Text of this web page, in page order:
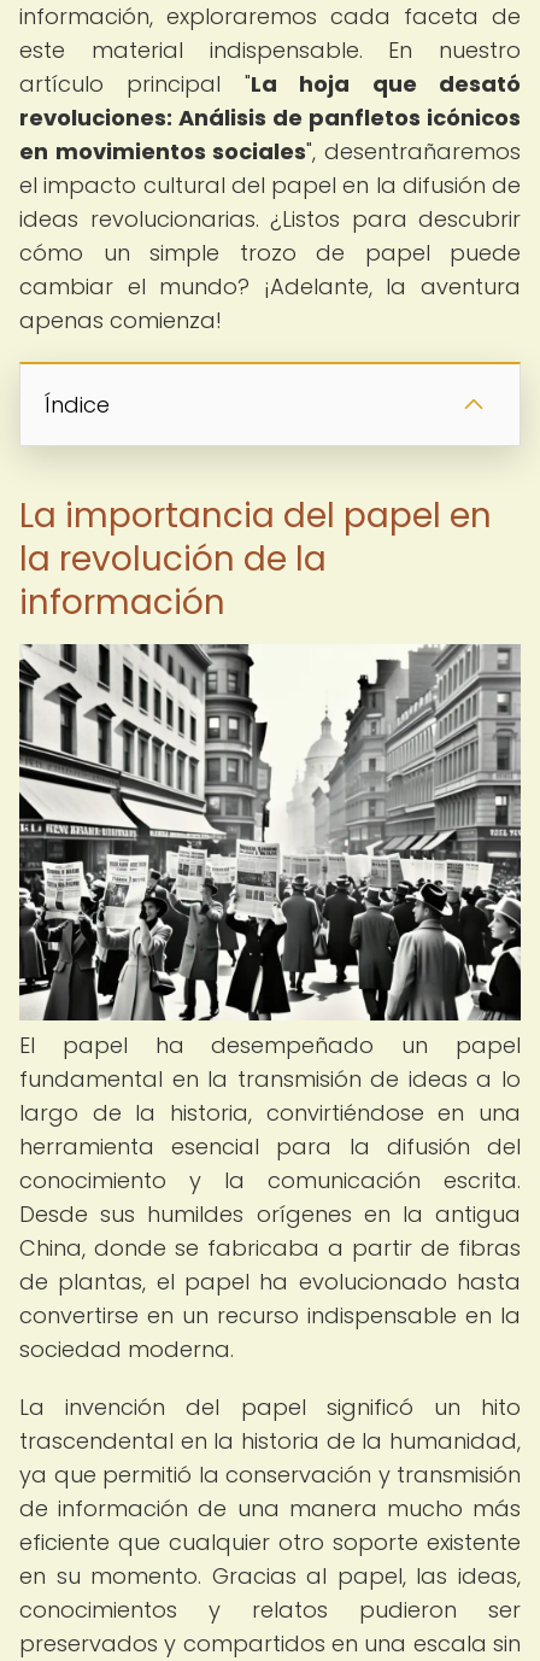
información, exploraremos cada faceta de
este material indispensable. En nuestro
artículo principal "La hoja que desató
revoluciones: Análisis de panfletos icónicos
en movimientos sociales", desentrañaremos
el impacto cultural del papel en la difusión de
ideas revolucionarias. ¿Listos para descubrir
cómo un simple trozo de papel puede
cambiar el mundo? ¡Adelante, la aventura
apenas comienza!
Índice
La importancia del papel en
la revolución de la
información
El papel ha desempeñado un papel
fundamental en la transmisión de ideas a lo
largo de la historia, convirtiéndose en una
herramienta esencial para la difusión del
conocimiento y la comunicación escrita.
Desde sus humildes orígenes en la antigua
China, donde se fabricaba a partir de fibras
de plantas, el papel ha evolucionado hasta
convertirse en un recurso indispensable en la
sociedad moderna.
La invención del papel significó un hito
trascendental en la historia de la humanidad,
ya que permitió la conservación y transmisión
de información de una manera mucho más
eficiente que cualquier otro soporte existente
en su momento. Gracias al papel, las ideas,
conocimientos y relatos pudieron ser
preservados y compartidos en una escala sin